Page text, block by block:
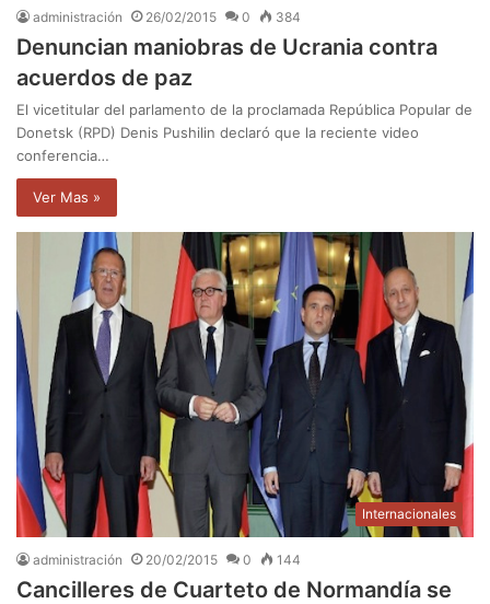
administración 26/02/2015 0 384
Denuncian maniobras de Ucrania contra
acuerdos de paz
El vicetitular del parlamento de la proclamada República Popular de
Donetsk (RPD) Denis Pushilin declaró que la reciente video
conferencia…
Ver Mas »
Internacionales
administración 20/02/2015 0 144
Cancilleres de Cuarteto de Normandía se